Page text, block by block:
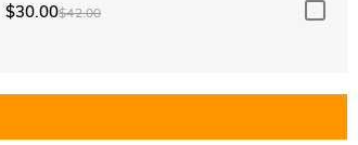
$30.00$42.00